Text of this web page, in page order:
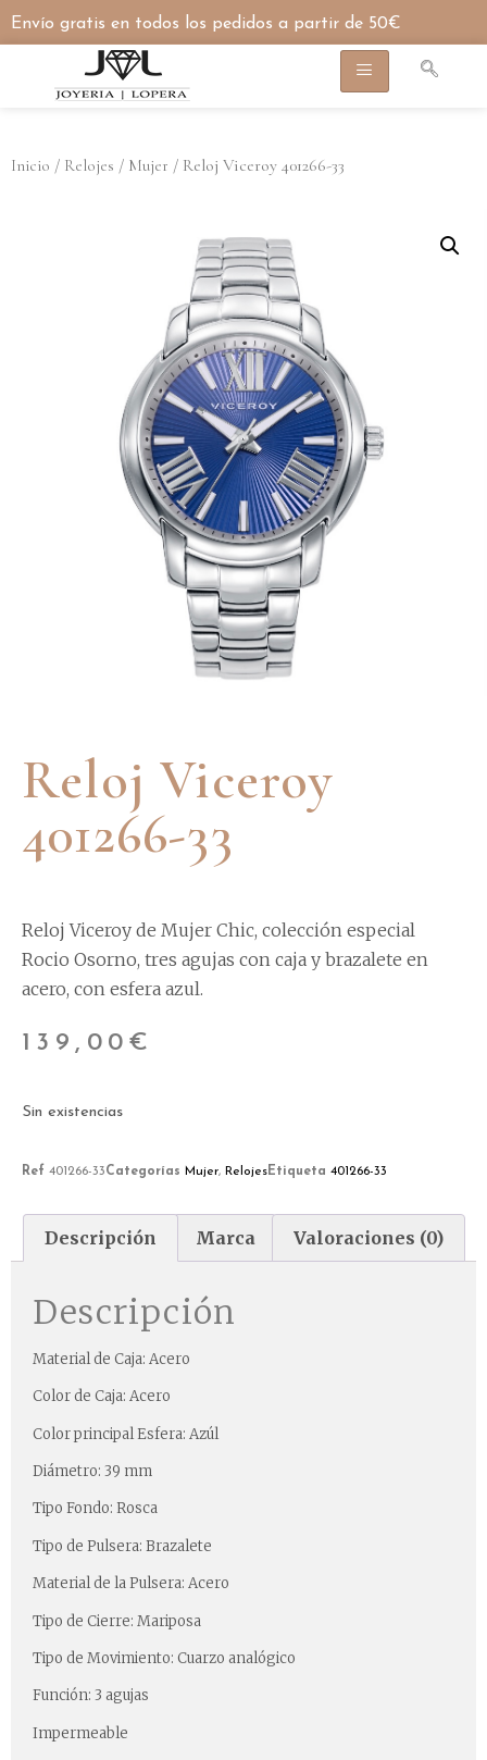
Envío gratis en todos los pedidos a partir de 50€
Inicio / Relojes / Mujer / Reloj Viceroy 401266-33
Reloj Viceroy
401266-33
Reloj Viceroy de Mujer Chic, colección especial
Rocio Osorno, tres agujas con caja y brazalete en
acero, con esfera azul.
139,00 €
Sin existencias
Ref 401266-33Categorías Mujer, RelojesEtiqueta 401266-33
Descripción Marca Valoraciones (0)
Descripción
Material de Caja: Acero
Color de Caja: Acero
Color principal Esfera: Azúl
Diámetro: 39 mm
Tipo Fondo: Rosca
Tipo de Pulsera: Brazalete
Material de la Pulsera: Acero
Tipo de Cierre: Mariposa
Tipo de Movimiento: Cuarzo analógico
Función: 3 agujas
Impermeable